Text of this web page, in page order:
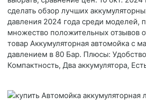
сделать обзор лучших
давления 2024 года среди моделей,
множество положительных отзывов
товар Аккумуляторная автомойка с
давлением в 80 Бар. Плюсы:
Компактность, Два аккумулятора,